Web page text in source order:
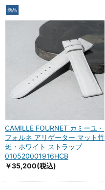
新品
CAMILLE FOURNET カミーユ・
フォルネ アリゲーター マット竹
斑・ホワイト ストラップ
010520001916HCB
￥35,200(税込)